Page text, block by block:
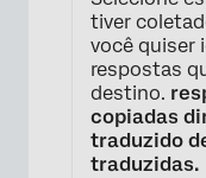
tiver
você quiser
respostas
destino.
copiadas
traduzido
traduzidas.